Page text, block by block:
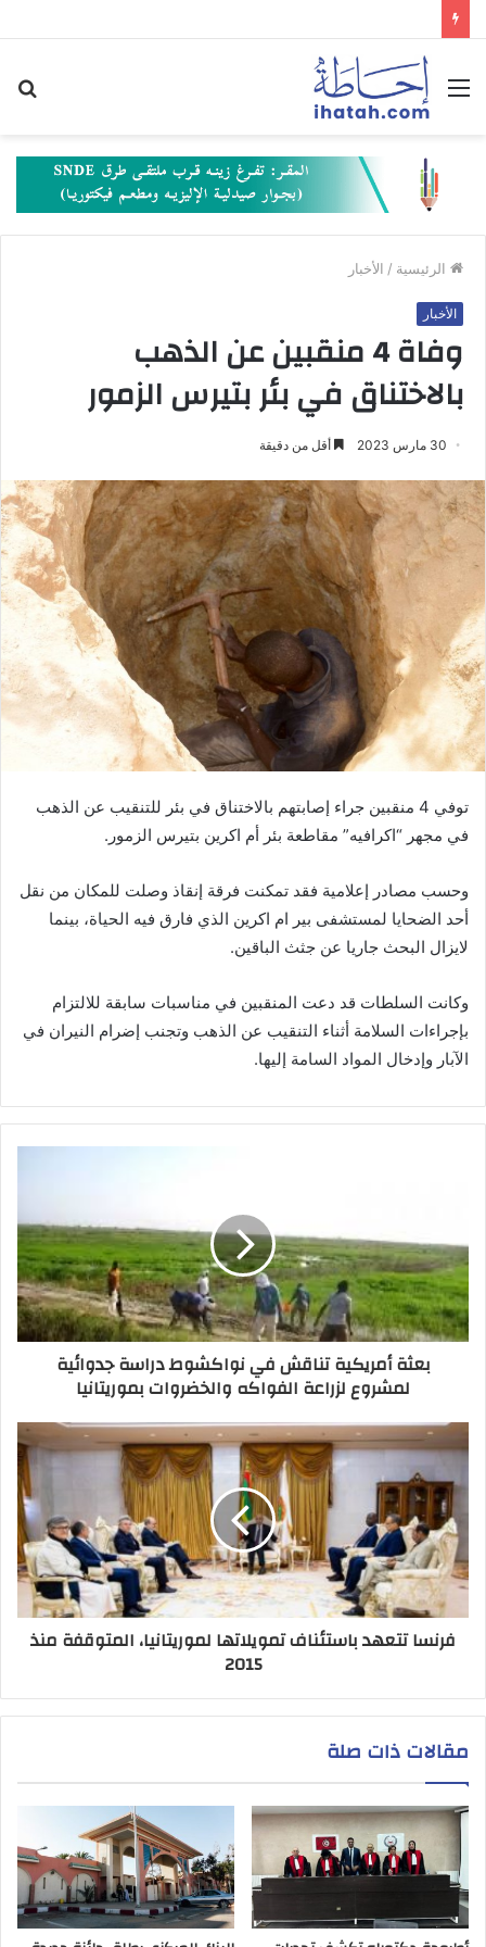
القائمة
الرئيسية / الأخبار
الأخبار
وفاة 4 منقبين عن الذهب
بالاختناق في بئر بتيرس الزمور
30 مارس 2023 أقل من دقيقة
توفي 4 منقبين جراء إصابتهم بالاختناق في بئر للتنقيب عن الذهب
في مجهر “اكرافيه” مقاطعة بئر أم اكرين بتيرس الزمور.
وحسب مصادر إعلامية فقد تمكنت فرقة إنقاذ وصلت للمكان من نقل
أحد الضحايا لمستشفى بير ام اكرين الذي فارق فيه الحياة، بينما
لايزال البحث جاريا عن جثث الباقين.
وكانت السلطات قد دعت المنقبين في مناسبات سابقة للالتزام
بإجراءات السلامة أثناء التنقيب عن الذهب وتجنب إضرام النيران في
الآبار وإدخال المواد السامة إليها.
بعثة أمريكية تناقش في نواكشوط دراسة جدوائية
لمشروع لزراعة الفواكه والخضروات بموريتانيا
فرنسا تتعهد باستئناف تمويلاتها لموريتانيا، المتوقفة منذ
2015
مقالات ذات صلة